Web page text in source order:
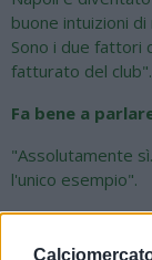
buone intuizioni
Sono i due fattori
fatturato del club".
Fa bene a
"Assolutamente
l'unico esempio".
Il segreto di De
attenta?